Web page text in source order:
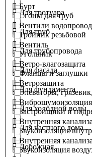
Сгоны для труб
Тройник резьбовой
Угольник
Фланцы и заглушки
Элеваторы,
Застройщики и
Звукоизоляция
Звукоизоляция
Для тротуара
Для труб
Для трубопровода
Для фасада
Для фундамента
Для холодной воды
Для частного дома
Дорожная
Бурт
Вентили
Вентиль
Ветро-влагозащита
Ветрозащита
Виброшумоизоляция
Внутренняя
Внутренняя